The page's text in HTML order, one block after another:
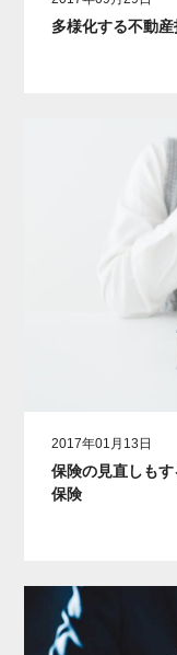
多様化する不動
2017年01月13日
保険の見直しも
保険